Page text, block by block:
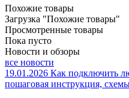
Похожие товары
Загрузка "Похожие товары"
Просмотренные товары
Пока пусто
Новости и обзоры
все новости
19.01.2026 Как подключить
пошаговая инструкция,